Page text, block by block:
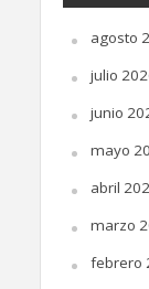
agosto
julio
junio
mayo
abril
marzo
febrero